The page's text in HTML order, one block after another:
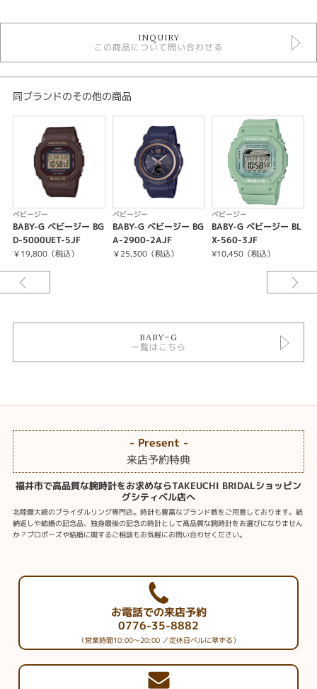
時計
その他ベルト
ソーラー電波
10気圧防水
ベビージー
レディース 腕時計
腕時計
BABY-G
紹介文
ケースサイズ (H×W×D)：47.5×38.4×12.3mm
•質量：42g
•ケース・ベゼル材質： 樹脂／ステンレススチール
•樹脂バンド
•耐衝撃構造（ショックレジスト）
動受信、
デル）
＜北米地域＞受信電波：WWVB、周波数：60kHz
＜ヨーロッパ地域＞受信電波：MSF／DCF77、周波数：60kHz ／77.5kHz
＜中国＞受信電波：BPC、周波数：68.5kHz
＊ホームタイム設定を受信可能な都市に設定すると、都市に合わせた局を受
信します。尚、時差は選択した都市によって設定されます。
•ワールドタイム：世界48都市（31タイムゾーン、サマータイム設定機能付
き）＋UTC（協定世界時）の時刻表示、ホームタイムの都市入替機能
•バッテリーインジケーター表示
•パワーセービング機能（暗所では一定時間が経過すると表示を消して節電
•12/24時間制表示切替
•操作音ON/OFF切替機能
•LEDライト（スーパーイルミネーター、残照機能付き）
• フル充電時からソーラー発電無しの状態での駆動時間
INQUIRY
この商品について問い合わせる
同ブランドのその他の商品
ベビージー
BABY-G ベビージー BG
D-5000UET-5JF
￥19,800（税込）
ベビージー
BABY-G ベビージー BG
A-2900-2AJF
￥25,300（税込）
ベビージー
BABY-G ベビージー BL
X-560-3JF
¥10,450（税込）
BABY-G
一覧はこちら
- Present -
来店予約特典
福井市で高品質な腕時計をお求めならTAKEUCHI BRIDALショッピン
グシティベル店へ
北陸最大級のブライダルリング専門店。時計も豊富なブランド数をご用意しております。結
納返しや結婚の記念品、独身最後の記念の時計として高品質な腕時計をお選びになりません
か？プロポーズや結婚に関するご相談もお気軽にお問い合わせください。
お電話での来店予約
0776-35-8882
（営業時間10:00～20:00 ／定休日ベルに準ずる）